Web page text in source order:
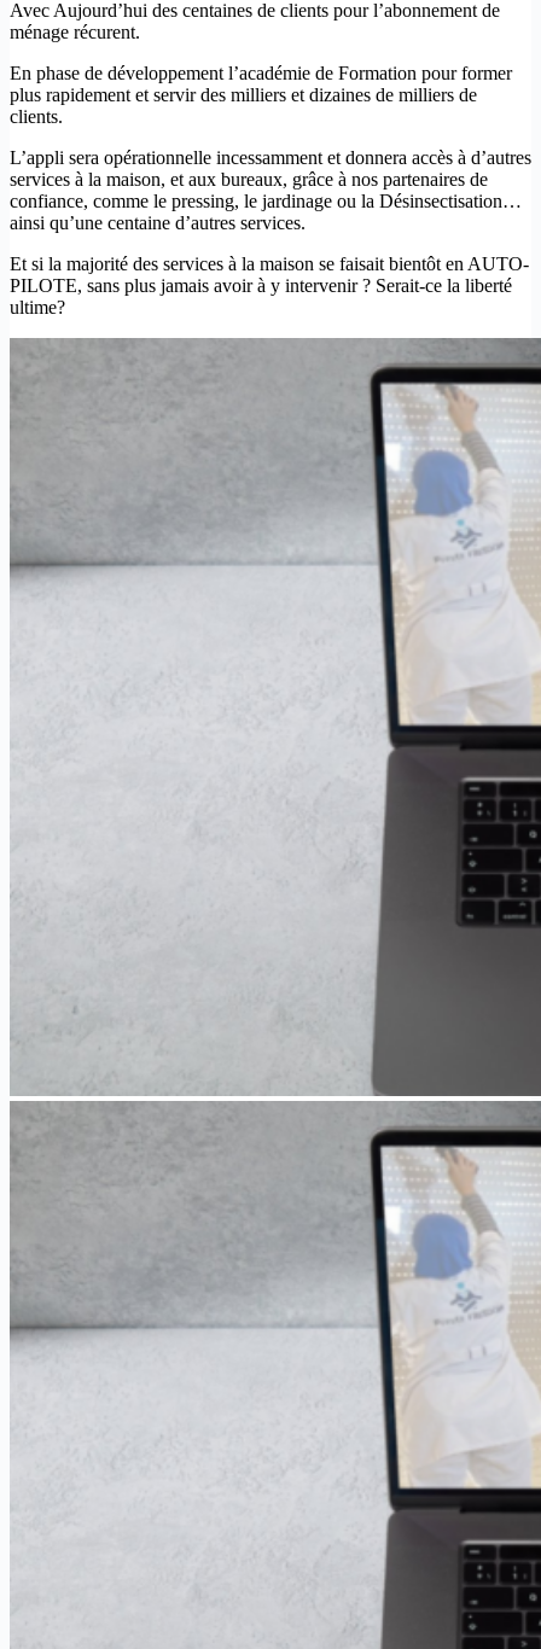
Avec Aujourd’hui des centaines de clients pour l’abonnement de
ménage récurent.
En phase de développement l’académie de Formation pour former
plus rapidement et servir des milliers et dizaines de milliers de
clients.
L’appli sera opérationnelle incessamment et donnera accès à d’autres
services à la maison, et aux bureaux, grâce à nos partenaires de
confiance, comme le pressing, le jardinage ou la Désinsectisation…
ainsi qu’une centaine d’autres services.
Et si la majorité des services à la maison se faisait bientôt en AUTO-
PILOTE, sans plus jamais avoir à y intervenir ? Serait-ce la liberté
ultime?